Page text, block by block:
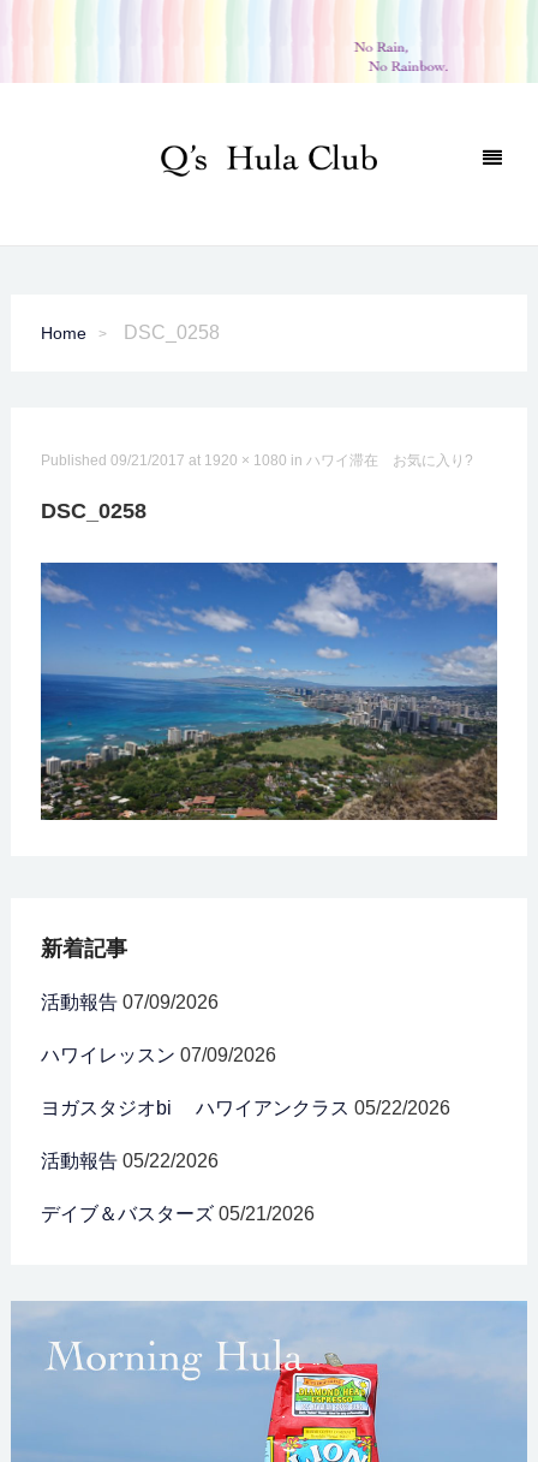
Home DSC_0258
Published 09/21/2017 at 1920 × 1080 in ハワイ滞在 お気に入り?
DSC_0258
新着記事
活動報告 07/09/2026
ハワイレッスン 07/09/2026
ヨガスタジオbi ハワイアンクラス 05/22/2026
活動報告 05/22/2026
デイブ＆バスターズ 05/21/2026